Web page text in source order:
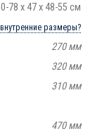
78 х 47 х 48-55 см
размеры?
270 мм
320 мм
310 мм
470 мм